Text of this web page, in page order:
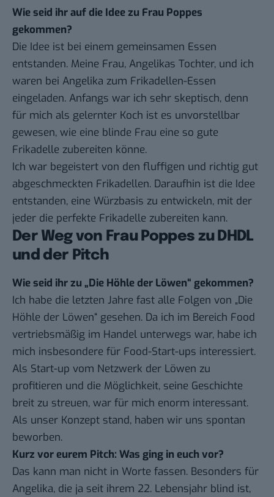
Wie seid ihr auf die Idee zu Frau Poppes
gekommen?
Die Idee ist bei einem gemeinsamen Essen
entstanden. Meine Frau, Angelikas Tochter, und ich
waren bei Angelika zum Frikadellen-Essen
eingeladen. Anfangs war ich sehr skeptisch, denn
für mich als gelernter Koch ist es unvorstellbar
gewesen, wie eine blinde Frau eine so gute
Frikadelle zubereiten könne.
Ich war begeistert von den fluffigen und richtig gut
abgeschmeckten Frikadellen. Daraufhin ist die Idee
entstanden, eine Würzbasis zu entwickeln, mit der
jeder die perfekte Frikadelle zubereiten kann.
Der Weg von Frau Poppes zu DHDL
und der Pitch
Wie seid ihr zu „Die Höhle der Löwen“ gekommen?
Ich habe die letzten Jahre fast alle Folgen von „Die
Höhle der Löwen“ gesehen. Da ich im Bereich Food
vertriebsmäßig im Handel unterwegs war, habe ich
mich insbesondere für Food-Start-ups interessiert.
Als Start-up vom Netzwerk der Löwen zu
profitieren und die Möglichkeit, seine Geschichte
breit zu streuen, war für mich enorm interessant.
Als unser Konzept stand, haben wir uns spontan
beworben.
Kurz vor eurem Pitch: Was ging in euch vor?
Das kann man nicht in Worte fassen. Besonders für
Angelika, die ja seit ihrem 22. Lebensjahr blind ist,